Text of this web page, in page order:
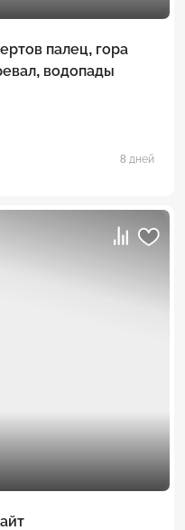
палец, гора
водопады
8 дней